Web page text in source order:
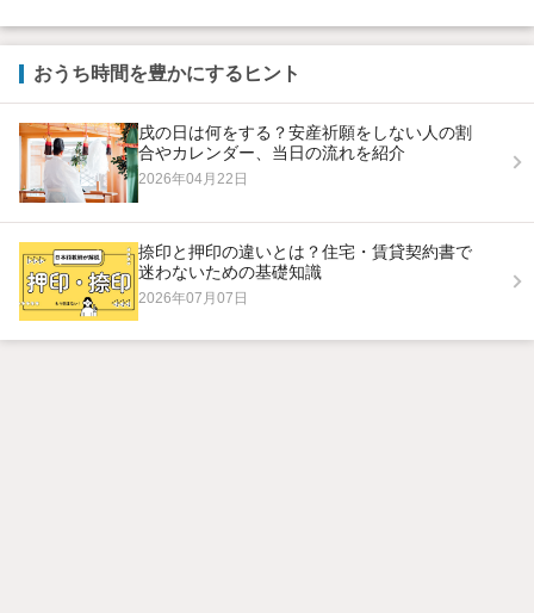
おうち時間を豊かにするヒント
戌の日は何をする？安産祈願をしない人の割
合やカレンダー、当日の流れを紹介
2026年04月22日
捺印と押印の違いとは？住宅・賃貸契約書で
迷わないための基礎知識
2026年07月07日